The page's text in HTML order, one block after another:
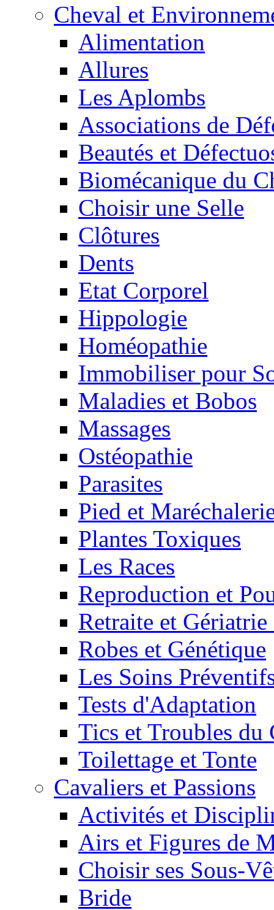
Cheval et
Alimentation
Allures
Les Aplombs
Associations de
Beautés et
Biomécanique du
Choisir une Selle
Clôtures
Dents
Etat Corporel
Hippologie
Homéopathie
Immobiliser pour
Maladies et Bobos
Massages
Ostéopathie
Parasites
Pied et
Plantes Toxiques
Les Races
Reproduction et
Retraite et
Robes et Génétique
Les Soins
Tests d'Adaptation
Tics et Troubles du
Toilettage et Tonte
Cavaliers et Passions
Activités et
Airs et Figures de
Choisir ses Sous-
Bride